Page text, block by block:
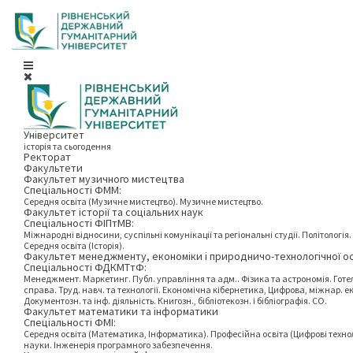
Університет
історія та сьогодення
Ректорат
Факультети
Факультет музичного мистецтва
Спеціальності ФММ:
Середня освіта (Музичне мистецтво). Музичне мистецтво.
Факультет історії та соціальних наук
Спеціальності ФІПтМВ:
Міжнародні відносини, суспільні комунікації та регіональні студії. Політологія.
Середня освіта (Історія).
Факультет менеджменту, економіки і природничо-технологічної
Спеціальності ФДКМТтФ:
Менеджмент. Маркетинг. Публ. управління та адм.. Фізика та астрономія.
справа. Труд. навч. та технології. Економічна кібернетика, Цифрова, міжнар.
Документозн. та інф. діяльність. Книгозн., бібліотекозн. і бібліографія. СО.
Факультет математики та інформатики
Спеціальності ФМІ:
Середня освіта (Математика, Інформатика). Професійна освіта (Цифрові
науки. Інженерія програмного забезпечення.